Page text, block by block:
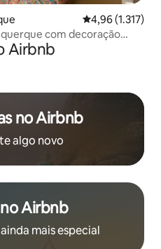
4,96 de uma
4,96 (1.317)
com decoração
Airbnb
no Airbnb
algo novo
Airbnb
mais especial